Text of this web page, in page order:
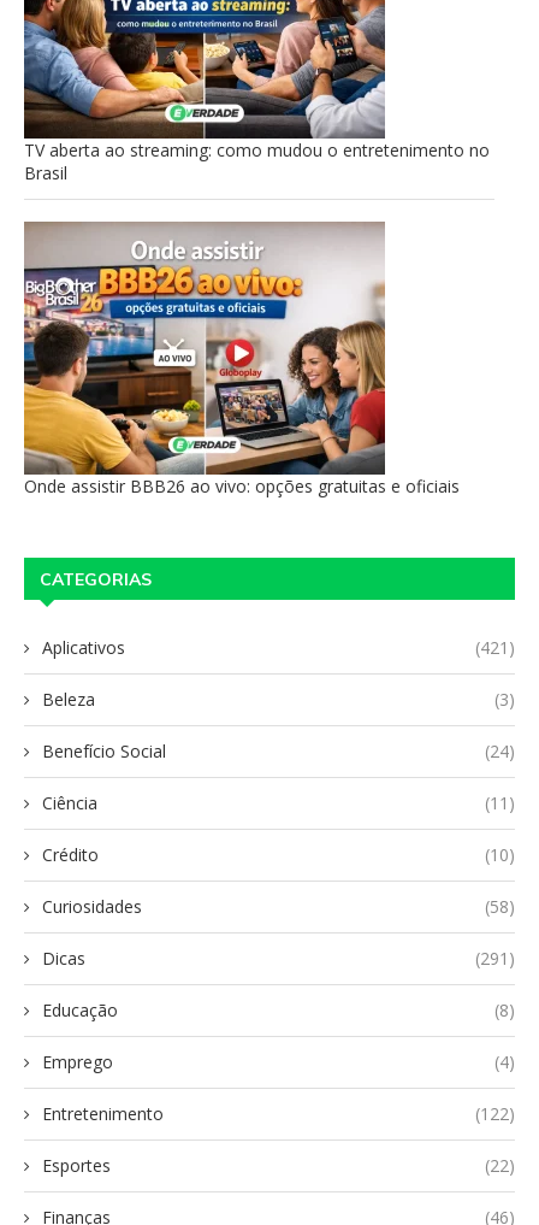
TV aberta ao streaming: como mudou o entretenimento no
Brasil
Onde assistir BBB26 ao vivo: opções gratuitas e oficiais
CATEGORIAS
Aplicativos (421)
Beleza (3)
Benefício Social (24)
Ciência (11)
Crédito (10)
Curiosidades (58)
Dicas (291)
Educação (8)
Emprego (4)
Entretenimento (122)
Esportes (22)
Finanças (46)